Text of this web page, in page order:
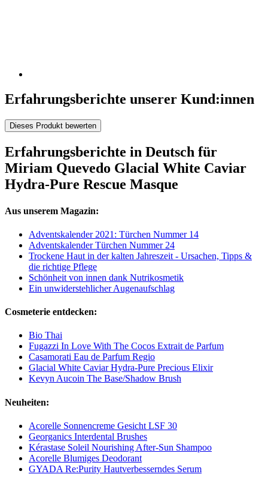
Erfahrungsberichte unserer Kund:innen
Dieses Produkt bewerten
Erfahrungsberichte in Deutsch für
Miriam Quevedo Glacial White Caviar
Hydra-Pure Rescue Masque
Aus unserem Magazin:
Adventskalender 2021: Türchen Nummer 14
Adventskalender Türchen Nummer 24
Trockene Haut in der kalten Jahreszeit - Ursachen, Tipps &
die richtige Pflege
Schönheit von innen dank Nutrikosmetik
Ein unwiderstehlicher Augenaufschlag
Cosmeterie entdecken:
Bio Thai
Fugazzi In Love With The Cocos Extrait de Parfum
Casamorati Eau de Parfum Regio
Glacial White Caviar Hydra-Pure Precious Elixir
Kevyn Aucoin The Base/Shadow Brush
Neuheiten:
Acorelle Sonnencreme Gesicht LSF 30
Georganics Interdental Brushes
Kérastase Soleil Nourishing After-Sun Shampoo
Acorelle Blumiges Deodorant
GYADA Re:Purity Hautverbesserndes Serum